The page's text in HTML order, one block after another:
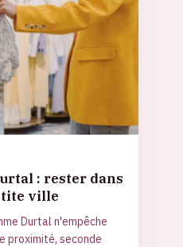
: rester dans
ville
Durtal n'empêche
proximité, seconde